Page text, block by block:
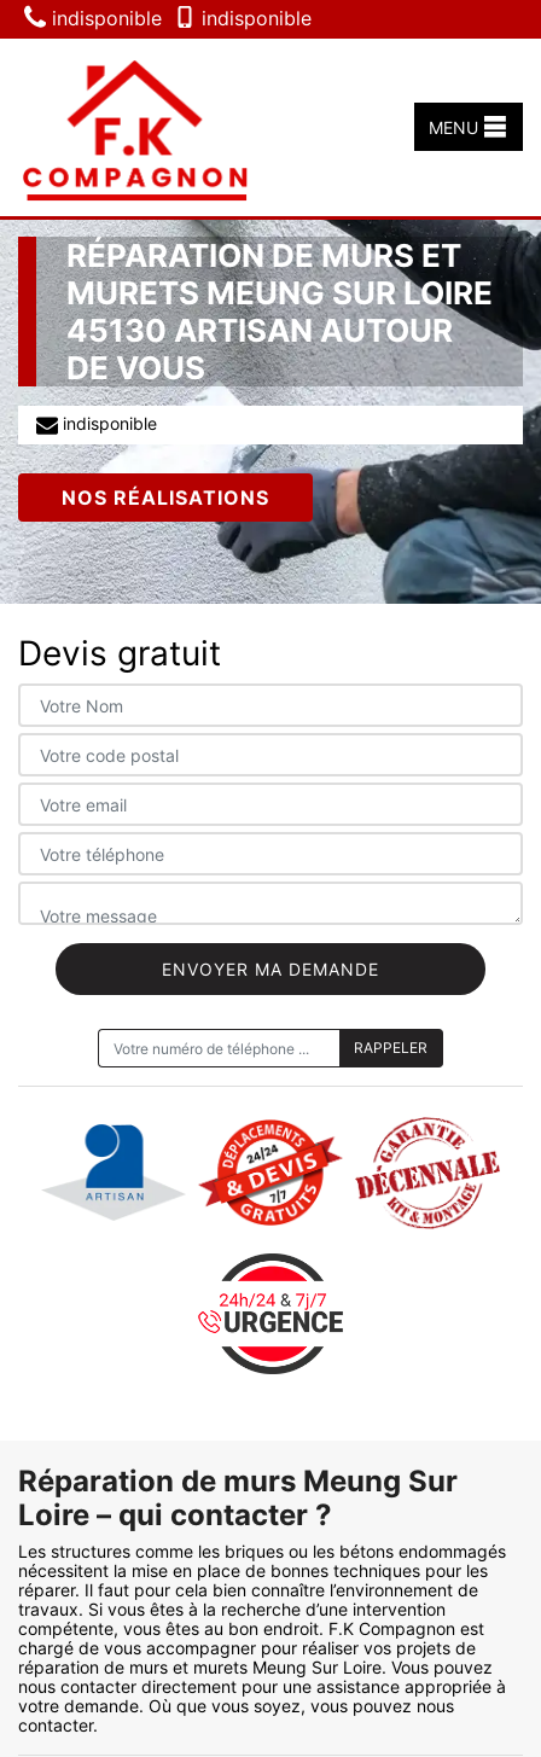
indisponible indisponible
MENU
RÉPARATION DE MURS ET
MURETS MEUNG SUR LOIRE
45130 ARTISAN AUTOUR
DE VOUS
indisponible
NOS RÉALISATIONS
Devis gratuit
Réparation de murs Meung Sur
Loire – qui contacter ?
Les structures comme les briques ou les bétons endommagés
nécessitent la mise en place de bonnes techniques pour les
réparer. Il faut pour cela bien connaître l’environnement de
travaux. Si vous êtes à la recherche d’une intervention
compétente, vous êtes au bon endroit. F.K Compagnon est
chargé de vous accompagner pour réaliser vos projets de
réparation de murs et murets Meung Sur Loire. Vous pouvez
nous contacter directement pour une assistance appropriée à
votre demande. Où que vous soyez, vous pouvez nous
contacter.